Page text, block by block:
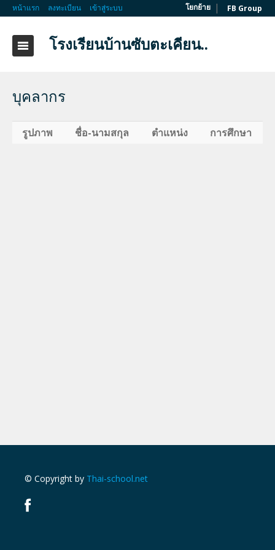
หน้าแรก ลงทะเบียน เข้าสู่ระบบ โยกย้าย | FB Group
โรงเรียนบ้านซับตะเคียน..
บุคลากร
รูปภาพ ชื่อ-นามสกุล ตำแหน่ง การศึกษา
© Copyright by Thai-school.net